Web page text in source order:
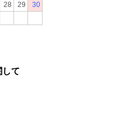
28 29
30
て